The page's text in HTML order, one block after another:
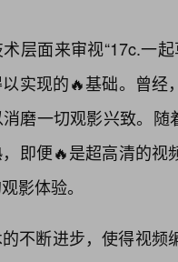
层面来审视“17c.一
实现的🔥基础。曾
磨一切观影兴致。
即便🔥是超高清的
影体验。
不断进步，使得视